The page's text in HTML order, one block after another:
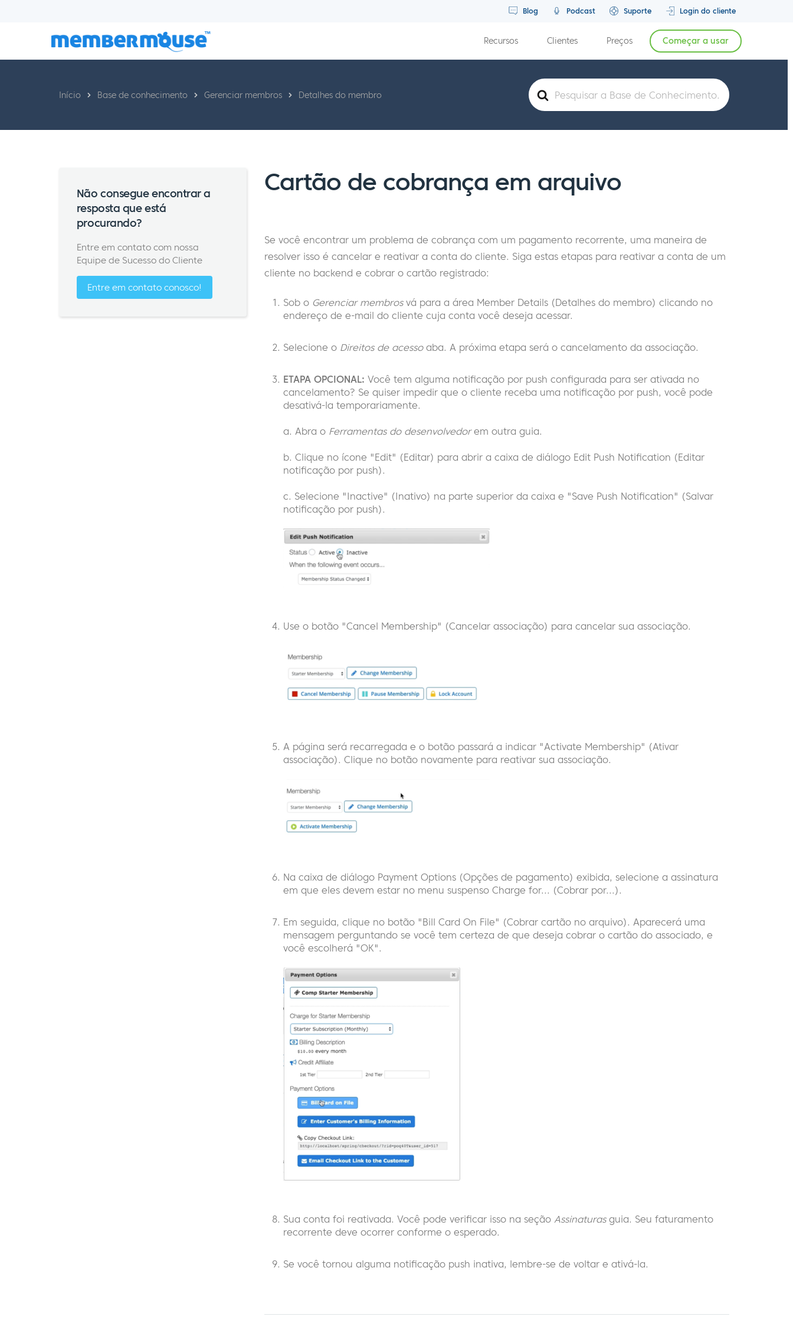
Blog Podcast Suporte Login do cliente
Recursos Clientes Preços Começar a usar
Pesquisar
por
Início Base de conhecimento Gerenciar membros Detalhes do membro
Cartão de cobrança em arquivo
Se você encontrar um problema de cobrança com um pagamento recorrente, uma maneira de
resolver isso é cancelar e reativar a conta do cliente. Siga estas etapas para reativar a conta de um
cliente no backend e cobrar o cartão registrado:
Sob o Gerenciar membrosvá para a área Member Details (Detalhes do membro) clicando no
endereço de e-mail do cliente cuja conta você deseja acessar.
Selecione o Direitos de acessoaba. A próxima etapa será o cancelamento da associação.
ETAPA OPCIONAL: Você tem alguma notificação por push configurada para ser ativada no
cancelamento? Se quiser impedir que o cliente receba uma notificação por push, você pode
desativá-la temporariamente.
a. Abra o Ferramentas do desenvolvedorem outra guia.
b. Clique no ícone "Edit" (Editar) para abrir a caixa de diálogo Edit Push Notification (Editar
notificação por push).
c. Selecione "Inactive" (Inativo) na parte superior da caixa e "Save Push Notification" (Salvar
notificação por push).
Use o botão "Cancel Membership" (Cancelar associação) para cancelar sua associação.
A página será recarregada e o botão passará a indicar "Activate Membership" (Ativar
associação). Clique no botão novamente para reativar sua associação.
Na caixa de diálogo Payment Options (Opções de pagamento) exibida, selecione a assinatura
em que eles devem estar no menu suspenso Charge for... (Cobrar por...).
Em seguida, clique no botão "Bill Card On File" (Cobrar cartão no arquivo). Aparecerá uma
mensagem perguntando se você tem certeza de que deseja cobrar o cartão do associado, e
você escolherá "OK".
Sua conta foi reativada. Você pode verificar isso na seção Assinaturasguia. Seu faturamento
recorrente deve ocorrer conforme o esperado.
Se você tornou alguma notificação push inativa, lembre-se de voltar e ativá-la.
Não consegue encontrar a
resposta que está
procurando?
Entre em contato com nossa
Equipe de Sucesso do Cliente
Entre em contato conosco!